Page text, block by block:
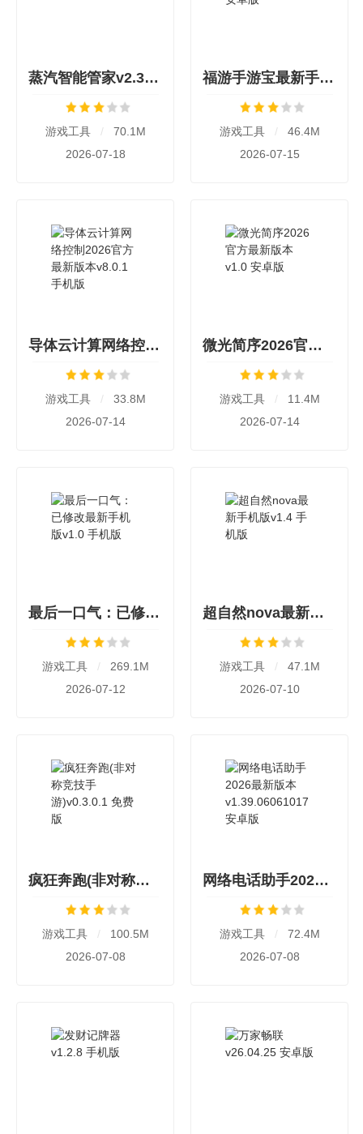
蒸汽智能管家v2.3.3 安卓版
游戏工具 /
70.1M
2026-07-18
福游手游宝最新手机版v1.0.0 安卓版
游戏工具 /
46.4M
2026-07-15
导体云计算网络控制2026官方最新版本v8.0.1 手机版
游戏工具 /
33.8M
2026-07-14
微光简序2026官方最新版本v1.0 安卓版
游戏工具 /
11.4M
2026-07-14
最后一口气：已修改最新手机版v1.0 手机版
游戏工具 /
269.1M
2026-07-12
超自然nova最新手机版v1.4 手机版
游戏工具 /
47.1M
2026-07-10
疯狂奔跑(非对称竞技手游)v0.3.0.1 免费版
游戏工具 /
100.5M
2026-07-08
网络电话助手2026最新版本v1.39.06061017 安卓版
游戏工具 /
72.4M
2026-07-08